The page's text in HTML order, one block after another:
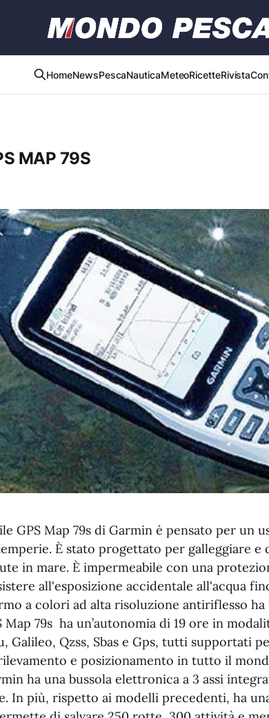
HomeNewsPescaNauticaMeteoRicetteRivista
MAP 79S
GPS Map 79s di Garmin è pensato per un
È stato progettato per galleggiare e
in mare. È impermeabile con una
all'esposizione accidentale all'acqua
a colori ad alta risoluzione antiriflesso
Map 79s ha un’autonomia di 19 ore in
Galileo, Qzss, Sbas e Gps, tutti supportati
e posizionamento in tutto il
ha una bussola elettronica a 3 assi
In più, rispetto ai modelli precedenti, ha